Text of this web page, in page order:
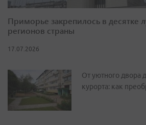
Приморье закрепилось в десятке
регионов страны
17.07.2026
От уютного двора
курорта: как